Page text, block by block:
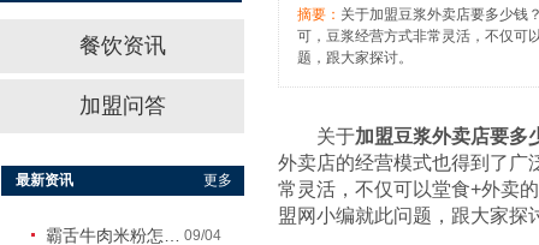
餐饮资讯
加盟问答
摘要： 关于加盟豆浆外卖店要多少钱
可，豆浆经营方式非常灵活，不仅可
题，跟大家探讨。
关于加盟豆浆外卖店要多
外卖店的经营模式也得到了广
常灵活，不仅可以堂食+外卖
盟网小编就此问题，跟大家探
最新资讯 更多
09/04